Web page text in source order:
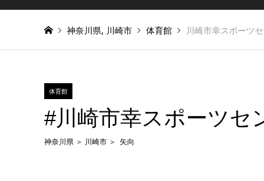
神奈川県, 川崎市 体育館 川崎市幸スポーツ
体育館
#川崎市幸スポーツセ
神奈川県 川崎市 矢向